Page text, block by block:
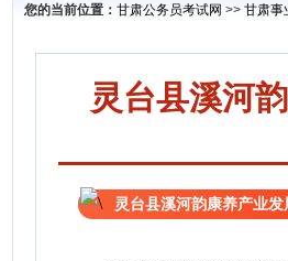
您的当前位置： 甘肃公务员考试网 >> 甘肃事
灵台县溪河
灵台县溪河韵康养产业